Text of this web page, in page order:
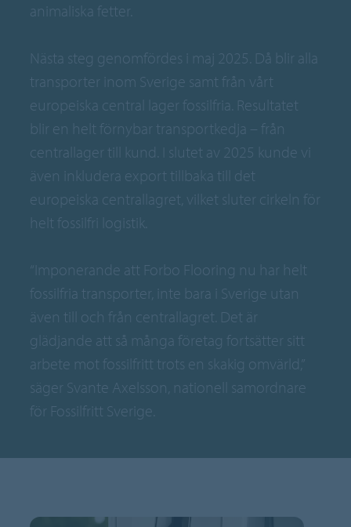
animaliska fetter.
Nästa steg genomfördes i maj 2025. Då blir alla
transporter inom Sverige samt från vårt
europeiska central lager fossilfria. Resultatet
blir en helt förnybar transportkedja – från
centrallager till kund. I slutet av 2025 kunde vi
även inkludera export tillbaka till det
europeiska centrallagret, vilket sluter cirkeln för
helt fossilfri logistik.
“Imponerande att Forbo Flooring nu har helt
fossilfria transporter, inte bara i Sverige utan
även till och från centrallagret. Det är
glädjande att så många företag fortsätter sitt
arbete mot fossilfritt trots en skakig omvärld,”
säger Svante Axelsson, nationell samordnare
för Fossilfritt Sverige.